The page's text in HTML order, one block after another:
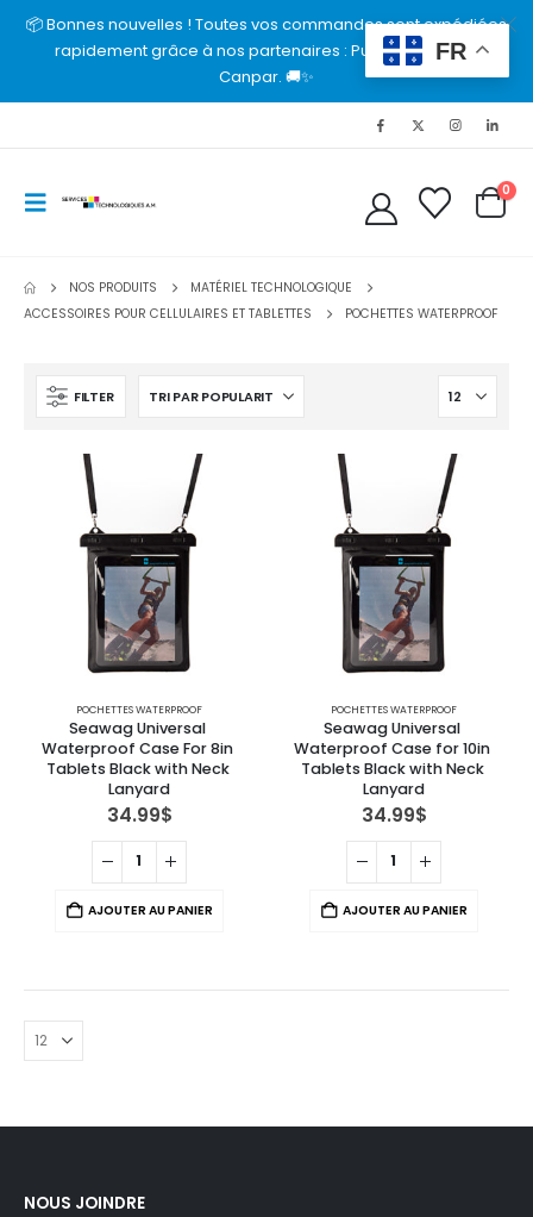
📦 Bonnes nouvelles ! Toutes vos commandes sont expédiées
rapidement grâce à nos partenaires : Purolator, UPS et
Canpar. 🚚✨
0
NOS PRODUITS
MATÉRIEL TECHNOLOGIQUE
ACCESSOIRES POUR CELLULAIRES ET TABLETTES
POCHETTES WATERPROOF
FILTER
POCHETTES WATERPROOF
Seawag Universal
Waterproof Case For 8in
Tablets Black with Neck
Lanyard
34.99$
AJOUTER AU PANIER
POCHETTES WATERPROOF
Seawag Universal
Waterproof Case for 10in
Tablets Black with Neck
Lanyard
34.99$
AJOUTER AU PANIER
NOUS JOINDRE
FR